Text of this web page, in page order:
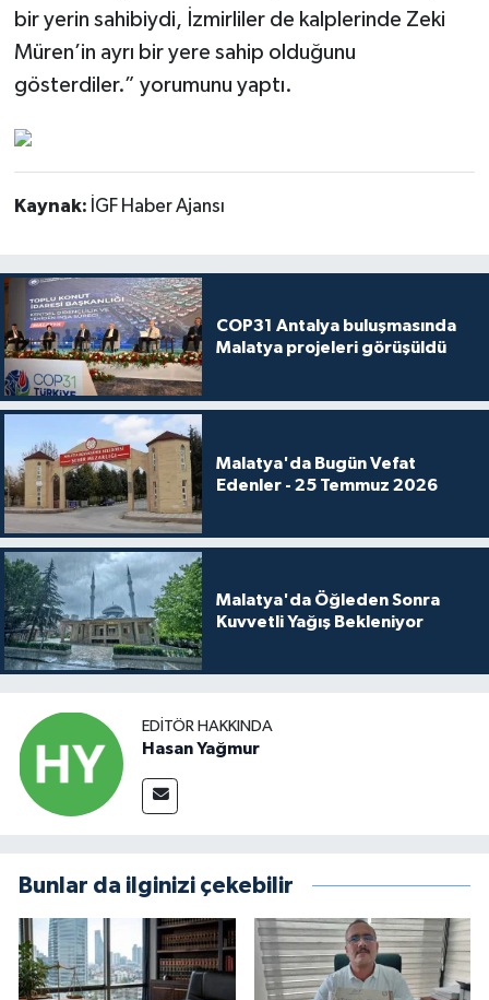
bir yerin sahibiydi, İzmirliler de kalplerinde Zeki
Müren’in ayrı bir yere sahip olduğunu
gösterdiler.” yorumunu yaptı.
Kaynak: İGF Haber Ajansı
COP31 Antalya buluşmasında
Malatya projeleri görüşüldü
Malatya'da Bugün Vefat
Edenler - 25 Temmuz 2026
Malatya'da Öğleden Sonra
Kuvvetli Yağış Bekleniyor
EDITÖR HAKKINDA
Hasan Yağmur
Bunlar da ilginizi çekebilir